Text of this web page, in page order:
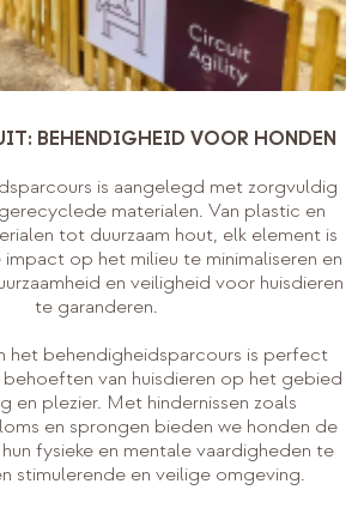
BEHENDIGHEID VOOR HONDEN
is aangelegd met zorgvuldig
materialen. Van plastic en
tot duurzaam hout, elk element is
op het milieu te minimaliseren en
en veiligheid voor huisdieren
te garanderen.
het behendigheidsparcours is perfect
van huisdieren op het gebied
en plezier. Met hindernissen zoals
en sprongen bieden we honden de
fysieke en mentale vaardigheden te
stimulerende en veilige omgeving.